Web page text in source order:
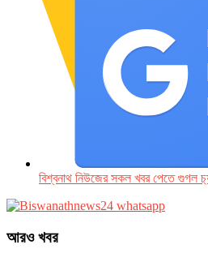
বিশ্বনাথ নিউজের সকল খবর পেতে গুগল
আরও খবর